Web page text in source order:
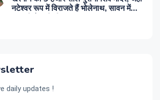
नटेश्वर रूप में विराजते हैं भोलेनाथ, सावन में
daily updates !